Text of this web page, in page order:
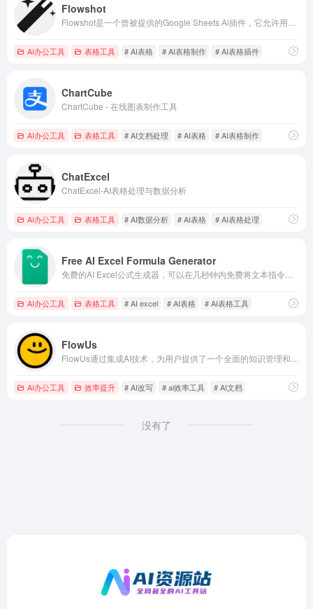
Flowshot
AI办公工具 表格工具 # AI表格 # AI表格制作 # AI表格插件
ChartCube
ChartCube - 在线图表制作工具
AI办公工具 表格工具 # AI文档处理 # AI表格 # AI表格制作
ChatExcel
ChatExcel-AI表格处理与数据分析
AI办公工具 表格工具 # AI数据分析 # AI表格 # AI表格处理
Free AI Excel Formula Generator
AI办公工具 表格工具 # AI excel # AI表格 # AI表格工具
FlowUs
AI办公工具 效率提升 # AI改写 # ai效率工具 # AI文档
没有了